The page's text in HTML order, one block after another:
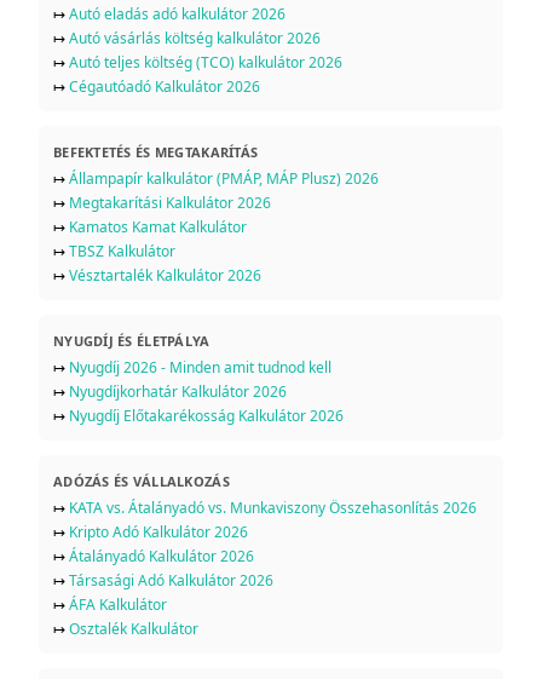
↦Autó eladás adó kalkulátor 2026
↦Autó vásárlás költség kalkulátor 2026
↦Autó teljes költség (TCO) kalkulátor 2026
↦Cégautóadó Kalkulátor 2026
BEFEKTETÉS ÉS MEGTAKARÍTÁS
↦Állampapír kalkulátor (PMÁP, MÁP Plusz) 2026
↦ Megtakarítási Kalkulátor 2026
↦ Kamatos Kamat Kalkulátor
↦TBSZ Kalkulátor
↦Vésztartalék Kalkulátor 2026
NYUGDÍJ ÉS ÉLETPÁLYA
↦ Nyugdíj 2026 - Minden amit tudnod kell
↦ Nyugdíjkorhatár Kalkulátor 2026
↦ Nyugdíj Előtakarékosság Kalkulátor 2026
ADÓZÁS ÉS VÁLLALKOZÁS
↦ KATA vs. Átalányadó vs. Munkaviszony Összehasonlítás 2026
↦ Kripto Adó Kalkulátor 2026
↦Átalányadó Kalkulátor 2026
↦Társasági Adó Kalkulátor 2026
↦ÁFA Kalkulátor
↦Osztalék Kalkulátor